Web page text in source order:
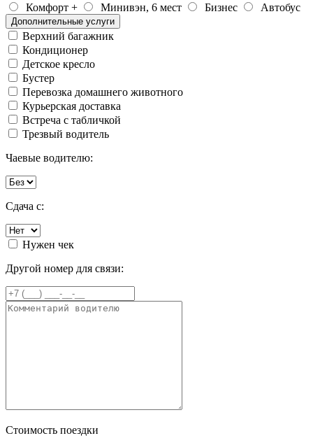
Комфорт +
Минивэн, 6 мест Бизнес Автобус
Дополнительные услуги
Верхний багажник
Кондиционер
Детское кресло
Бустер
Перевозка домашнего животного
Курьерская доставка
Встреча с табличкой
Трезвый водитель
Чаевые водителю:
Сдача с:
Нужен чек
Другой номер для связи:
Стоимость поездки